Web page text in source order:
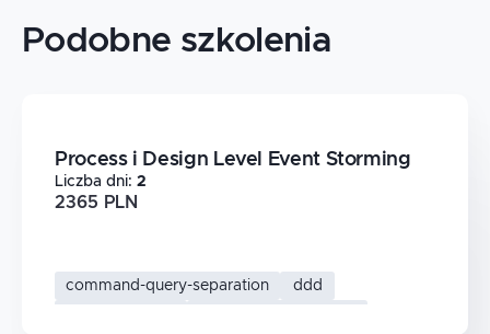
Podobne szkolenia
Process i Design Level Event Storming
Liczba dni: 2
2365 PLN
command-query-separation
ddd